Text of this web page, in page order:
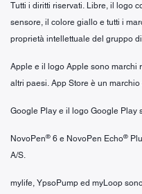
Tutti i diritti riservati. Libre, il logo
sensore, il colore giallo e tutti i
proprietà intellettuale del gruppo
Apple e il logo Apple sono marchi
altri paesi. App Store è un
Google Play e il logo Google Play
NovoPen® 6 e NovoPen Echo®
A/S.
mylife, YpsoPump ed myLoop